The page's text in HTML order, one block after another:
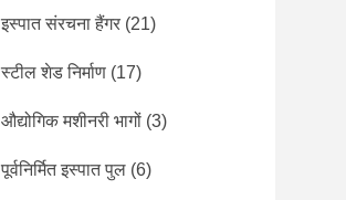
इस्पात संरचना हैंगर (21)
स्टील शेड निर्माण (17)
औद्योगिक मशीनरी भागों (3)
पूर्वनिर्मित इस्पात पुल (6)